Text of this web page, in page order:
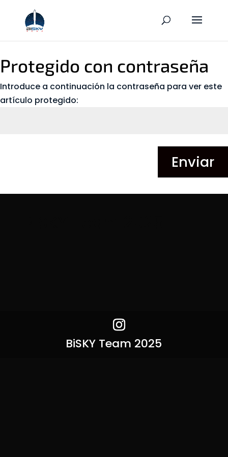
Protegido con contraseña
Introduce a continuación la contraseña para ver este
artículo protegido:
Enviar
BiSKY Team 2025